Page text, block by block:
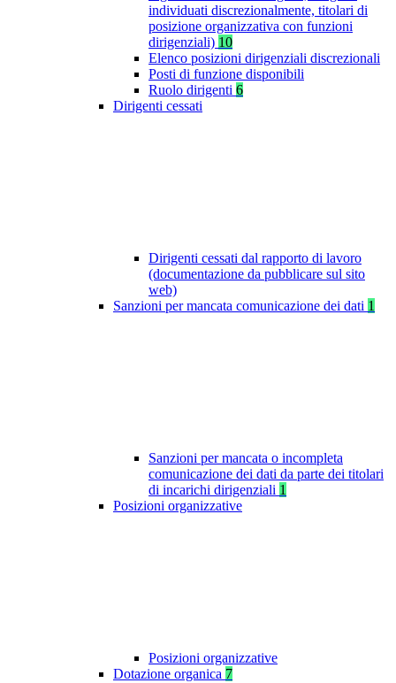
individuati discrezionalmente, titolari di
posizione organizzativa con funzioni
dirigenziali) 10
Elenco posizioni dirigenziali discrezionali
Posti di funzione disponibili
Ruolo dirigenti 6
Dirigenti cessati
Dirigenti cessati dal rapporto di lavoro
(documentazione da pubblicare sul sito
web)
Sanzioni per mancata comunicazione dei dati 1
Sanzioni per mancata o incompleta
comunicazione dei dati da parte dei titolari
di incarichi dirigenziali 1
Posizioni organizzative
Posizioni organizzative
Dotazione organica 7